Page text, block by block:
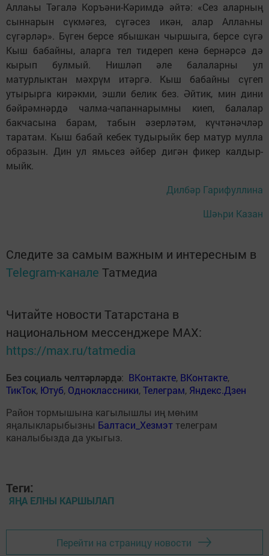
Аллаһы Тәгалә Коръәни-Кәримдә әйтә: «Сез аларның
сыннарын сүкмәгез, сүгәсез икән, алар Аллаһны
сүгәрләр». Бүген берсе ябышкан чыршыга, берсе сүгә
Кыш бабайны, аларга тел тидереп кенә бернәрсә дә
кырып булмый. Нишләп әле балаларны ул
матурлыктан мәхрүм итәргә. Кыш бабайны сүгеп
утырырга кирәкми, эшли белик без. Әйтик, мин дини
бәйрәмнәрдә чалма-чапаннарымны киеп, балалар
бакчасына барам, табын әзерләтәм, күчтәнәчләр
таратам. Кыш бабай кебек тудырыйк бер матур мулла
образын. Дин ул ямьсез әйбер дигән фикер калдыр­
мыйк.
Дилбәр Гарифуллина
Шәһри Казан
Следите за самым важным и интересным в
Telegram-канале Татмедиа
Читайте новости Татарстана в
национальном мессенджере MАХ:
https://max.ru/tatmedia
Без социаль челтәрләрдә: ВКонтакте, ВКонтакте,
ТикТок, Ютуб, Одноклассники,Телеграм, Яндекс.Дзен
Район тормышына кагылышлы иң мөһим
яңалыкларыбызны Балтаси_Хезмэт телеграм
каналыбызда да укыгыз.
Теги:
ЯҢА ЕЛНЫ КАРШЫЛАП
Перейти на страницу новости